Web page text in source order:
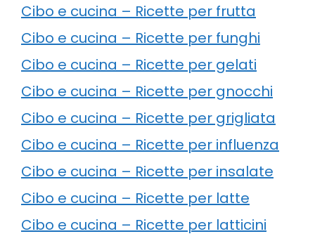
Cibo e cucina – Ricette per frutta
Cibo e cucina – Ricette per funghi
Cibo e cucina – Ricette per gelati
Cibo e cucina – Ricette per gnocchi
Cibo e cucina – Ricette per grigliata
Cibo e cucina – Ricette per influenza
Cibo e cucina – Ricette per insalate
Cibo e cucina – Ricette per latte
Cibo e cucina – Ricette per latticini